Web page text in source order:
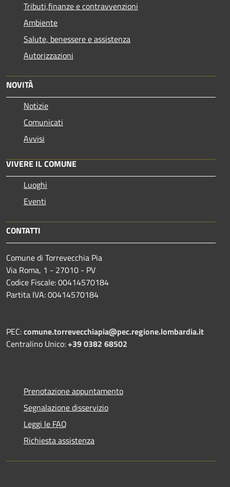
Tributi,finanze e contravvenzioni
Ambiente
Salute, benessere e assistenza
Autorizzazioni
NOVITÀ
Notizie
Comunicati
Avvisi
VIVERE IL COMUNE
Luoghi
Eventi
CONTATTI
Comune di Torrevecchia Pia
Via Roma, 1 - 27010 - PV
Codice Fiscale: 00414570184
Partita IVA: 00414570184
PEC:comune.torrevecchiapia@pec.regione.lombardia.it
Centralino Unico:+39 0382 68502
Prenotazione appuntamento
Segnalazione disservizio
Leggi le FAQ
Richiesta assistenza